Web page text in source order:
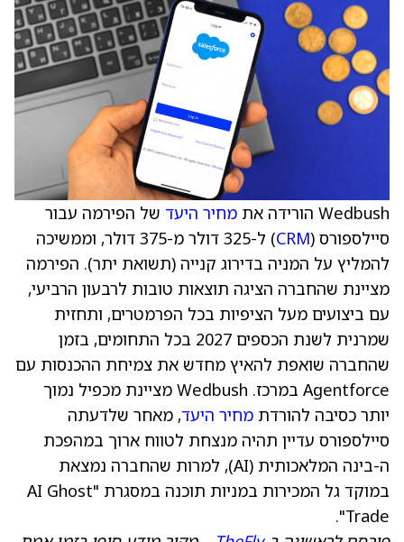
Wedbush הורידה את מחיר היעד של הפירמה עבור
סיילספורס (CRM
) ל-325 דולר מ-375 דולר, וממשיכה
להמליץ על המניה בדירוג קנייה (תשואת יתר). הפירמה
מציינת שהחברה הציגה תוצאות טובות לרבעון הרביעי,
עם ביצועים מעל הציפיות בכל הפרמטרים, ותחזית
שמרנית לשנת הכספים 2027 בכל התחומים, בזמן
שהחברה שואפת להאיץ מחדש את צמיחת ההכנסות עם
Agentforce במרכז. Wedbush מציינת מכפיל נמוך
יותר כסיבה להורדת מחיר היעד, מאחר שלדעתה
סיילספורס עדיין תהיה מנצחת לטווח ארוך במהפכת
ה-בינה המלאכותית (AI), למרות שהחברה נמצאת
במוקד גל המכירות במניות תוכנה במסגרת "AI Ghost
Trade".